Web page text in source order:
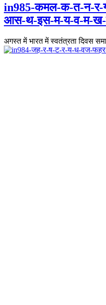
in985-कमल-क-त-न-र-
आस-थ-इस-म-य-व-म-
अगस्त में भारत में स्वतंत्रता दिवस